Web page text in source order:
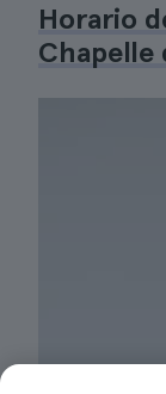
Horario
Chapelle